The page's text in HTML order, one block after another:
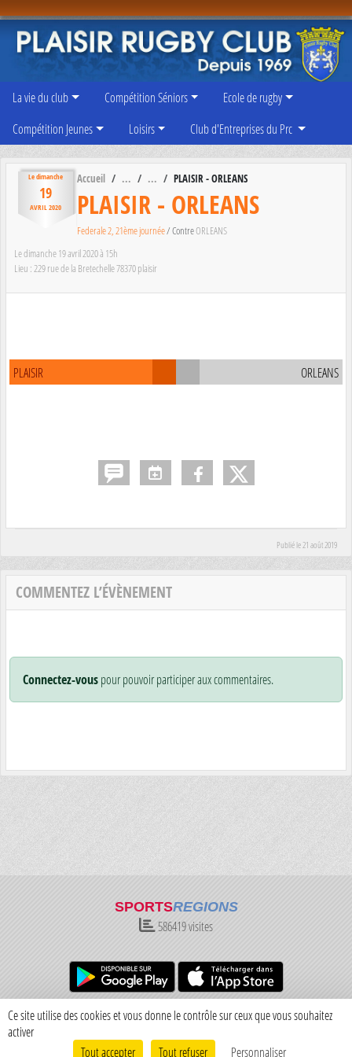
La vie du club Compétition Séniors
Ecole de rugby
Compétition Jeunes
Loisirs Club d'Entreprises du Prc
Ledimanche
19
AVRIL2020
Accueil PLAISIR - ORLEANS
PLAISIR - ORLEANS
Federale 2, 21ème journée/ ContreORLEANS
Ledimanche19avril2020à 15h
Lieu : 229 rue de la Bretechelle78370plaisir
PLAISIR ORLEANS
Publié le21 août 2019
COMMENTEZ L’ÉVÈNEMENT
Connectez-vouspour pouvoir participer aux commentaires.
SPORTSREGIONS
586419visites
Charte cookies Gestion des cookies
Envie de participer ?
Panneau de gestion des cookies
Ce site utilise des cookies et vous donne le contrôle sur ceux que vous souhaitez
activer
Tout accepter
Tout refuser Personnaliser